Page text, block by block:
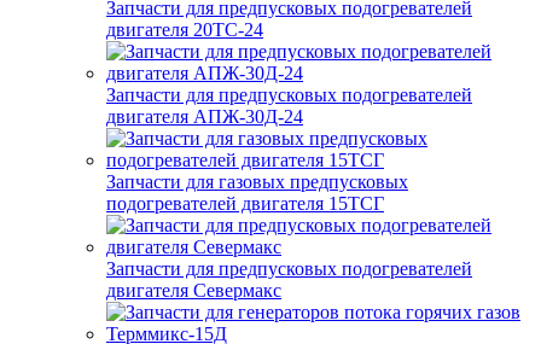
Запчасти для предпусковых подогревателей
двигателя 20ТС-24
Запчасти для предпусковых подогревателей
двигателя АПЖ-30Д-24
Запчасти для газовых предпусковых
подогревателей двигателя 15ТСГ
Запчасти для предпусковых подогревателей
двигателя Севермакс